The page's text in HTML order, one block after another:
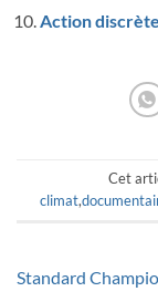
Action
Cet
climat,
Standard